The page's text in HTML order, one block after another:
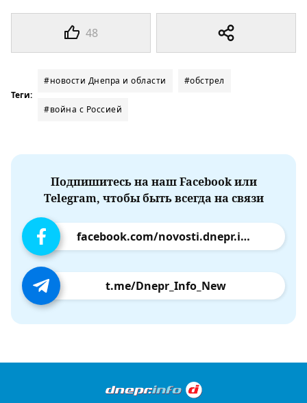
48
Теги:
#новости Днепра и области #обстрел
#война с Россией
Подпишитесь на наш Facebook или
Telegram, чтобы быть всегда на связи
facebook.com/novosti.dnepr.info
t.me/Dnepr_Info_New